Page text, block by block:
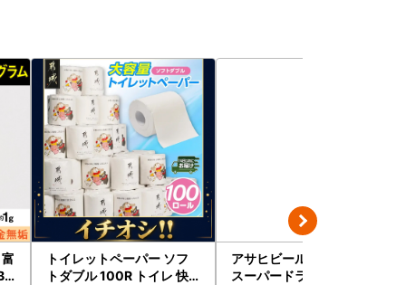
トイレットペーパー ソフ
トダブル 100R トイレ 快
アサヒビール 究極の辛口
スーパードライ 350ml×4